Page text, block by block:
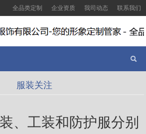
全品类定制 企业资质 我司动态 联系我们
服装关注
、工装和防护服分别